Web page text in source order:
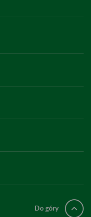
Do góry